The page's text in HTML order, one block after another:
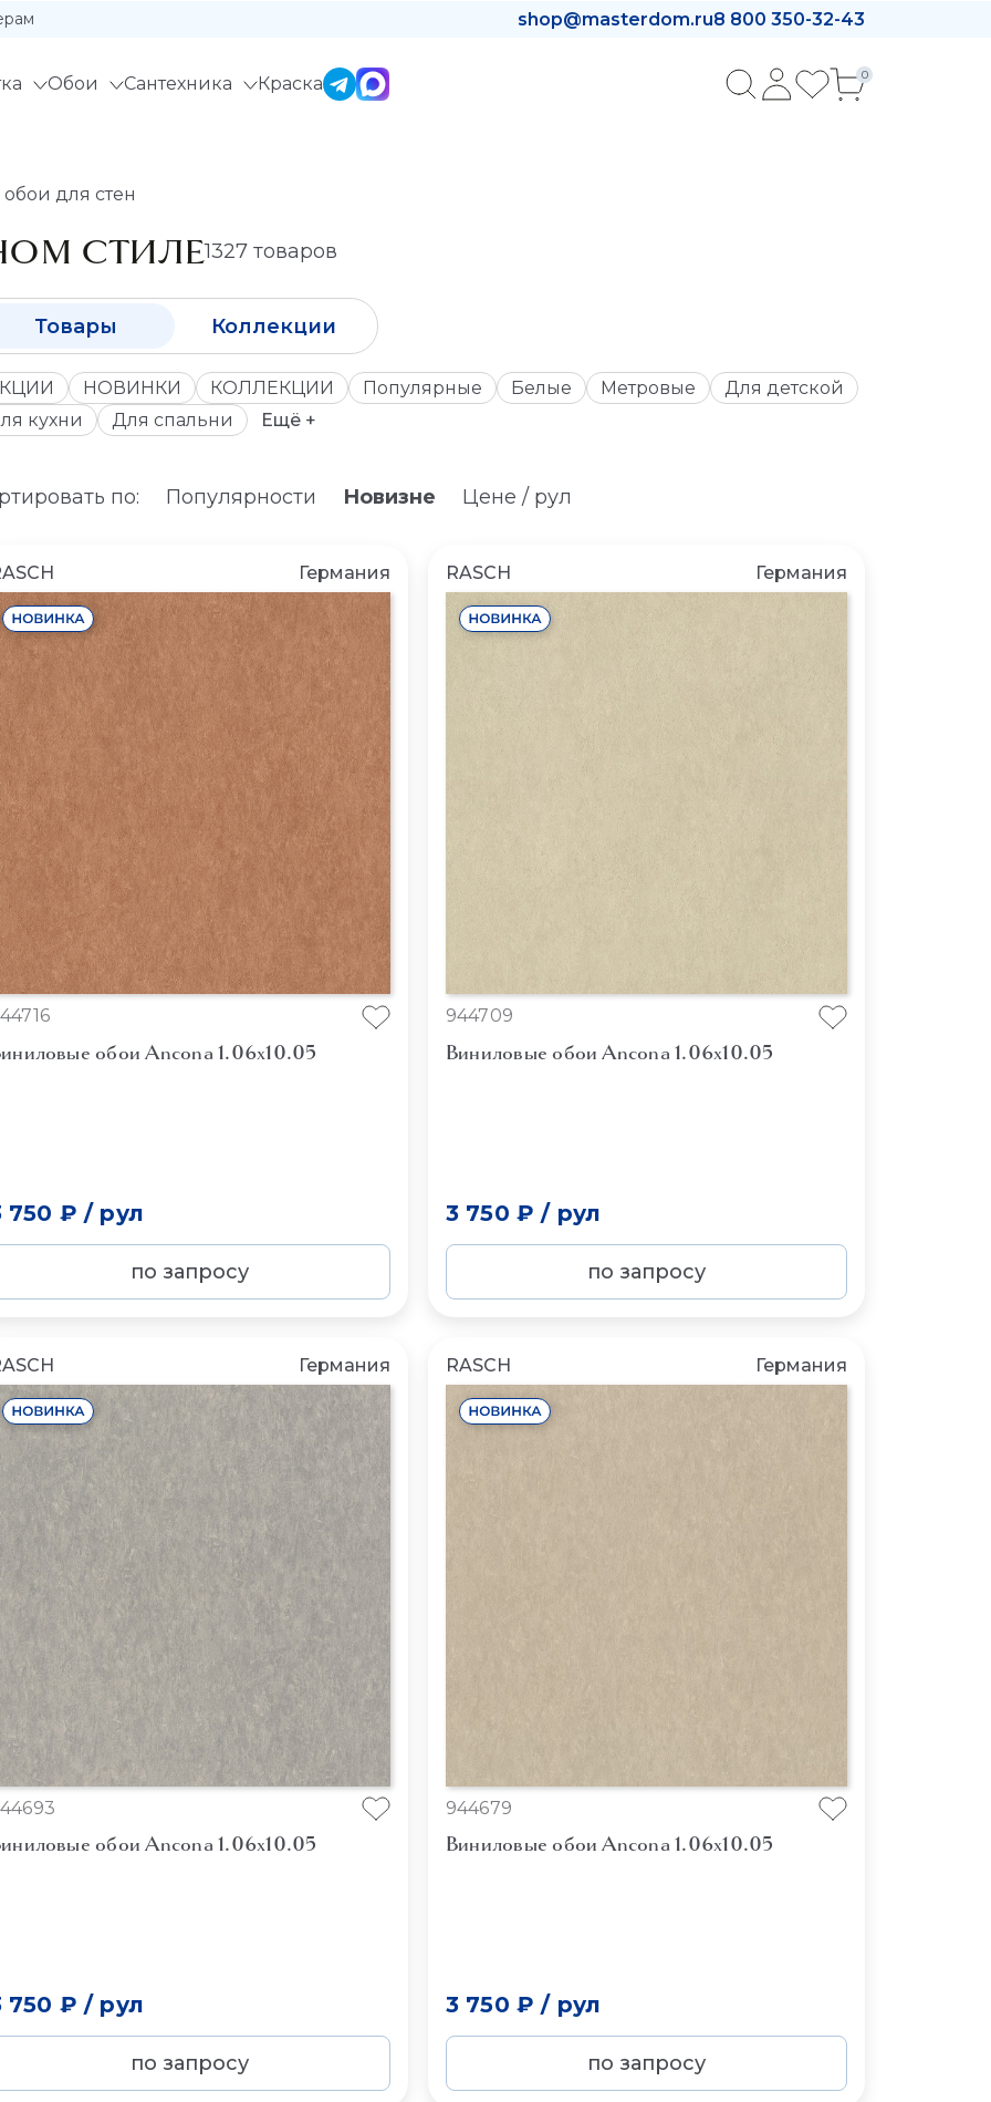
shop@masterdom.ru8 800 350-32-43
Обои Сантехника Краска 0
для стен
СТИЛЕ1327 товаров
Товары Коллекции
НОВИНКИ КОЛЛЕКЦИИ Популярные Белые Метровые
Для детской
кухни
Для спальни Ещё +
по: Популярности Новизне Цене / рул
Германия
обои Ancona 1.06x10.05
750 ₽ / рул
по запросу
RASCH Германия
944709
Виниловые обои Ancona 1.06x10.05
3 750 ₽ / рул
по запросу
Германия
обои Ancona 1.06x10.05
750 ₽ / рул
по запросу
RASCH Германия
944679
Виниловые обои Ancona 1.06x10.05
3 750 ₽ / рул
по запросу